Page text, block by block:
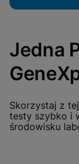
Jedna
Skorzystaj z
testy szybko i
środowisku